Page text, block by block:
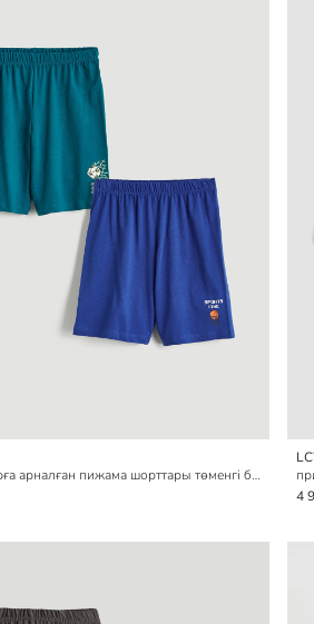
принтті ұлдарға арналған пижама шорттары төменгі бөлігі 2 данадан тұратын
4